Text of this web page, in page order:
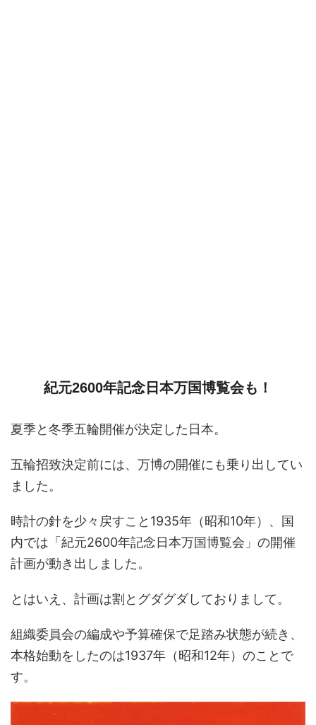
紀元2600年記念日本万国博覧会も！
夏季と冬季五輪開催が決定した日本。
五輪招致決定前には、万博の開催にも乗り出してい
ました。
時計の針を少々戻すこと1935年（昭和10年）、国
内では「紀元2600年記念日本万国博覧会」の開催
計画が動き出しました。
とはいえ、計画は割とグダグダしておりまして。
組織委員会の編成や予算確保で足踏み状態が続き、
本格始動をしたのは1937年（昭和12年）のことで
す。